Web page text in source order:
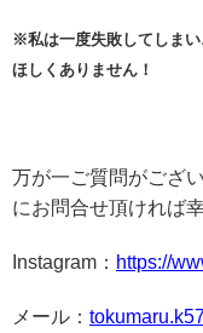
※私は一度失敗してしま
ほしくありません！
万が一ご質問がござ
にお問合せ頂ければ
Instagram： https://
メール：